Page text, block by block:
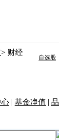
> 财经
自选股
心 | 基金净值 |